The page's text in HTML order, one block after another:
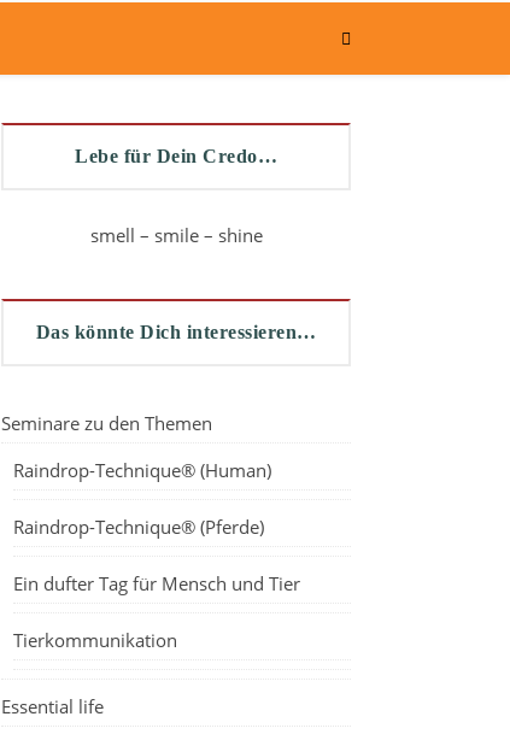
Lebe für Dein Credo…
smell – smile – shine
Das könnte Dich interessieren…
Seminare zu den Themen
Raindrop-Technique® (Human)
Raindrop-Technique® (Pferde)
Ein dufter Tag für Mensch und Tier
Tierkommunikation
Essential life